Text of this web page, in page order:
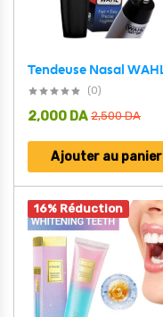
(0)
2,500DA
2,000 DA
Ajouter au panier
16% Réduction